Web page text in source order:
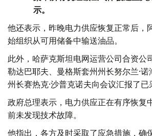
示。
他还表示，昨晚电力供应恢复正常后，
始组织从可用储备中输送油品。
此外，哈萨克斯坦电网运营公司合资公
勒达巴耶夫、曼格斯套州州长努尔兰·诺
州长赛热克·沙普克诺夫向会议汇报了已
政府总理表示，电力供应正在有序恢复
前未发现技术故障。
他指出，各方及时采取了应急措施，确